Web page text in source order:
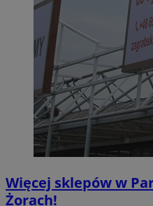
Więcej sklepów w
Żorach!